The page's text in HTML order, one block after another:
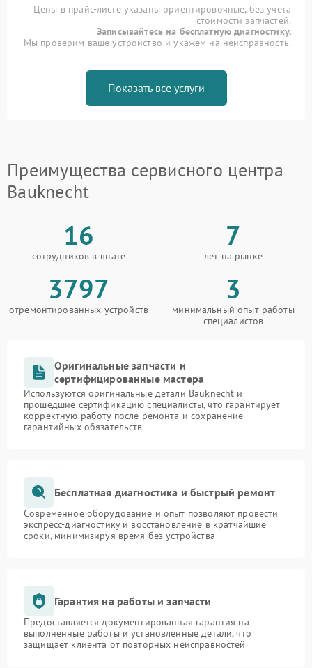
Цены в прайс-листе указаны ориентировочные, без учета
стоимости запчастей.
Записывайтесь на бесплатную диагностику.
Мы проверим ваше устройство и укажем на неисправность.
Показать все услуги
Преимущества сервисного центра
Bauknecht
16
сотрудников в штате
7
лет на рынке
3797
отремонтированных устройств
3
минимальный опыт работы
специалистов
Оригинальные запчасти и
сертифицированные мастера
Используются оригинальные детали Bauknecht и
прошедшие сертификацию специалисты, что гарантирует
корректную работу после ремонта и сохранение
гарантийных обязательств
Бесплатная диагностика и быстрый ремонт
Современное оборудование и опыт позволяют провести
экспресс-диагностику и восстановление в кратчайшие
сроки, минимизируя время без устройства
Гарантия на работы и запчасти
Предоставляется документированная гарантия на
выполненные работы и установленные детали, что
защищает клиента от повторных неисправностей